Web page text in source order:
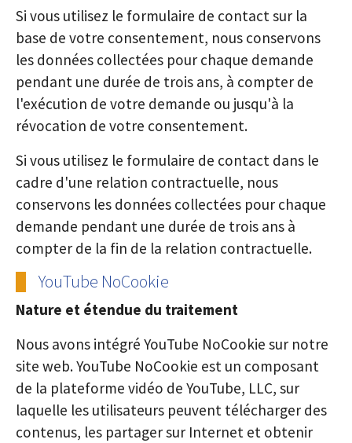
Si vous utilisez le formulaire de contact sur la
base de votre consentement, nous conservons
les données collectées pour chaque demande
pendant une durée de trois ans, à compter de
l'exécution de votre demande ou jusqu'à la
révocation de votre consentement.
Si vous utilisez le formulaire de contact dans le
cadre d'une relation contractuelle, nous
conservons les données collectées pour chaque
demande pendant une durée de trois ans à
compter de la fin de la relation contractuelle.
YouTube NoCookie
Nature et étendue du traitement
Nous avons intégré YouTube NoCookie sur notre
site web. YouTube NoCookie est un composant
de la plateforme vidéo de YouTube, LLC, sur
laquelle les utilisateurs peuvent télécharger des
contenus, les partager sur Internet et obtenir